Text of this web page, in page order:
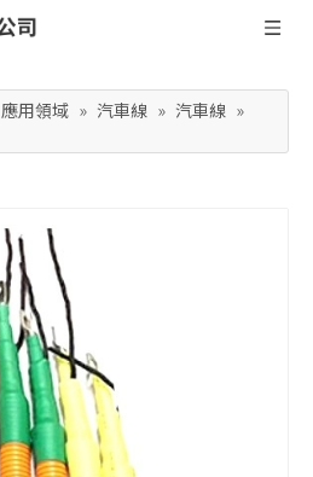
應用領域 » 汽車線 » 汽車線 »